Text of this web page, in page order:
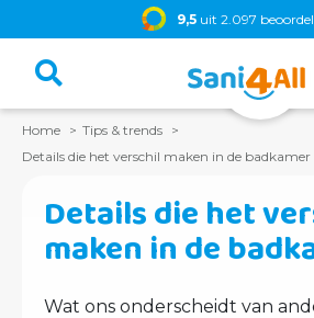
9,5 uit 2.097
Home
Tips & trends
Details die het verschil maken in de badkamer
Details die het
maken in de
Wat ons onderscheidt van